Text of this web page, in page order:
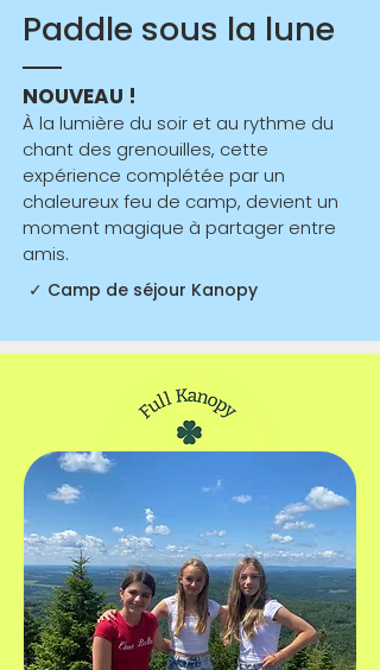
Paddle sous la lune
NOUVEAU !
À la lumière du soir et au rythme du
chant des grenouilles, cette
expérience complétée par un
chaleureux feu de camp, devient un
moment magique à partager entre
amis.
✓ Camp de séjour Kanopy